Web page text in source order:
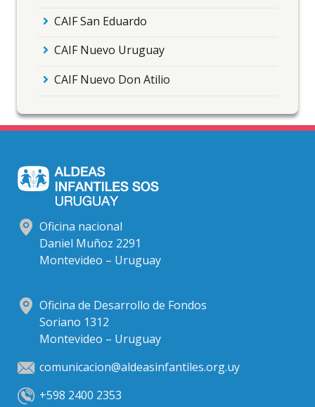
CAIF San Eduardo
CAIF Nuevo Uruguay
CAIF Nuevo Don Atilio
Oficina nacional
Daniel Muñoz 2291
Montevideo – Uruguay
Oficina de Desarrollo de Fondos
Soriano 1312
Montevideo – Uruguay
comunicacion@aldeasinfantiles.org.uy
+598 2400 2353